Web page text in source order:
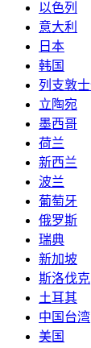
以色列
意大利
日本
韩国
列支敦
立陶宛
墨西哥
荷兰
新西兰
波兰
葡萄牙
俄罗斯
瑞典
新加坡
斯洛伐克
土耳其
中国台湾
美国